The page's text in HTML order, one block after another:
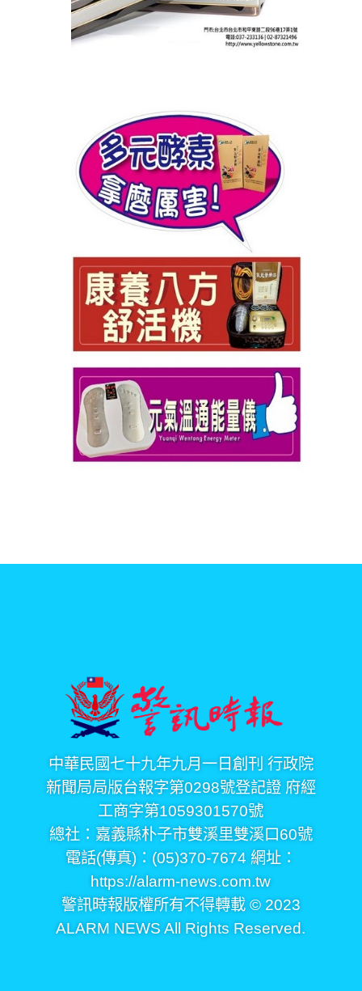
中華民國七十九年九月一日創刊 行政院
新聞局局版台報字第0298號登記證 府經
工商字第1059301570號
總社：嘉義縣朴子市雙溪里雙溪口60號
電話(傳真)：(05)370-7674 網址：
https://alarm-news.com.tw
警訊時報版權所有不得轉載 © 2023
ALARM NEWS All Rights Reserved.